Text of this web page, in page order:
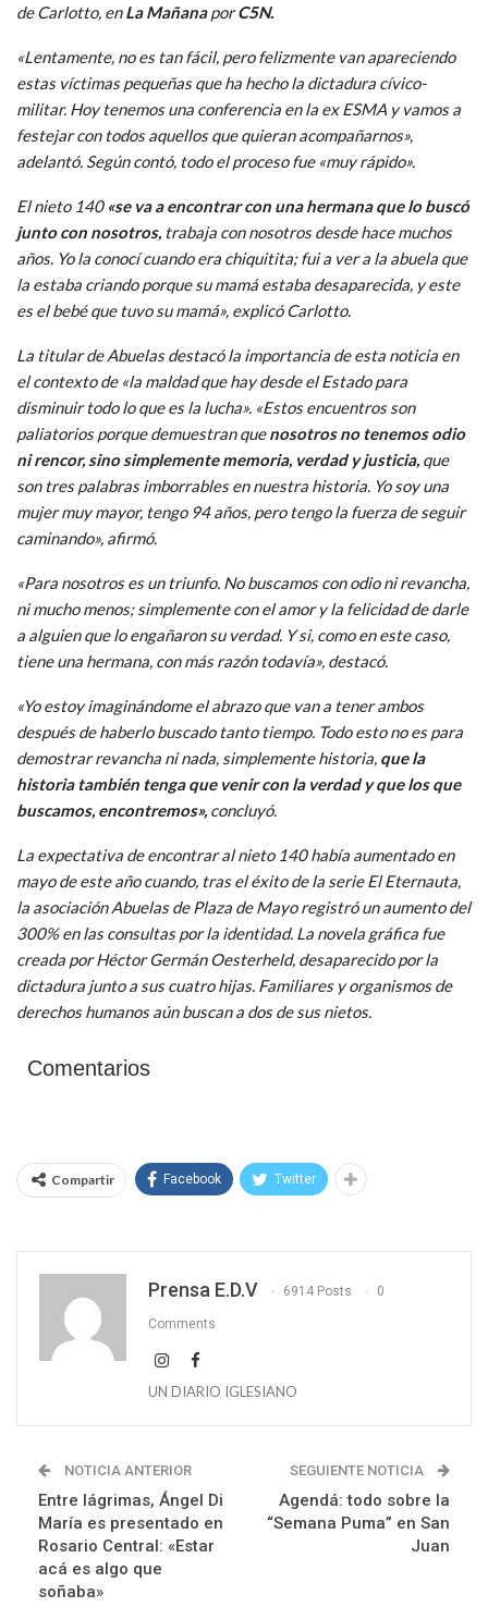
de Carlotto, enLa MañanaporC5N.
«Lentamente, no es tan fácil, pero felizmente van apareciendo
estas víctimas pequeñas que ha hecho la dictadura cívico-
militar. Hoy tenemos una conferencia en la ex ESMA y vamos a
festejar con todos aquellos que quieran acompañarnos»,
adelantó. Según contó, todo el proceso fue «muy rápido».
El nieto 140 «se va a encontrar con una hermana que lo buscó
junto con nosotros, trabaja con nosotros desde hace muchos
años. Yo la conocí cuando era chiquitita; fui a ver a la abuela que
la estaba criando porque su mamá estaba desaparecida, y este
es el bebé que tuvo su mamá», explicó Carlotto.
La titular de Abuelas destacó la importancia de esta noticia en
el contexto de «la maldad que hay desde el Estado para
disminuir todo lo que es la lucha». «Estos encuentros son
paliatorios porque demuestran quenosotros no tenemos odio
ni rencor, sino simplemente memoria, verdad y justicia, que
son tres palabras imborrables en nuestra historia. Yo soy una
mujer muy mayor, tengo 94 años, pero tengo la fuerza de seguir
caminando», afirmó.
«Para nosotros es un triunfo. No buscamos con odio ni revancha,
ni mucho menos; simplemente con el amor y la felicidad de darle
a alguien que lo engañaron su verdad. Y si, como en este caso,
tiene una hermana, con más razón todavía», destacó.
«Yo estoy imaginándome el abrazo que van a tener ambos
después de haberlo buscado tanto tiempo. Todo esto no es para
demostrar revancha ni nada, simplemente historia, que la
historia también tenga que venir con la verdad y que los que
buscamos, encontremos», concluyó.
La expectativa de encontrar al nieto 140 había aumentado en
mayo de este año cuando, tras el éxito de la serie El Eternauta,
la asociación Abuelas de Plaza de Mayo registró un aumento del
300% en las consultas por la identidad. La novela gráfica fue
creada por Héctor Germán Oesterheld, desaparecido por la
dictadura junto a sus cuatro hijas. Familiares y organismos de
derechos humanos aún buscan a dos de sus nietos.
Comentarios
Compartir Facebook Twitter
Prensa E.D.V 6914 Posts 0
Comments
UN DIARIO IGLESIANO
NOTICIA ANTERIOR
Entre lágrimas, Ángel Di
María es presentado en
Rosario Central: «Estar
acá es algo que
soñaba»
SEGUIENTE NOTICIA
Agendá: todo sobre la
“Semana Puma” en San
Juan